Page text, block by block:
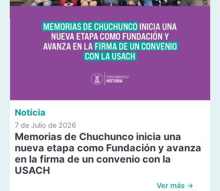
Noticia
7 de Julio de 2026
Memorias de Chuchunco inicia una
nueva etapa como Fundación y avanza
en la firma de un convenio con la
USACH
Ver más →